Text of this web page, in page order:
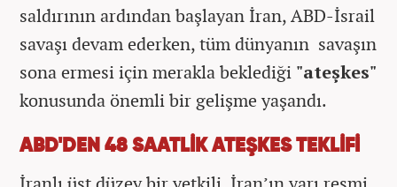
saldırının ardından başlayan İran, ABD-İsrail
savaşı devam ederken, tüm dünyanın savaşın
sona ermesi için merakla beklediği "ateşkes"
konusunda önemli bir gelişme yaşandı.
ABD'DEN 48 SAATLİK ATEŞKES TEKLİFİ